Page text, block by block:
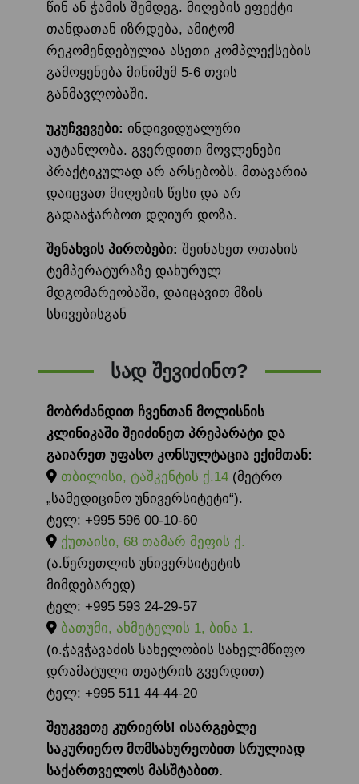
წინ ან ჭამის შემდეგ. მიღების ეფექტი
თანდათან იზრდება, ამიტომ
რეკომენდებულია ასეთი კომპლექსების
გამოყენება მინიმუმ 5-6 თვის
განმავლობაში.
უკუჩვევები: ინდივიდუალური
აუტანლობა. გვერდითი მოვლენები
პრაქტიკულად არ არსებობს. მთავარია
დაიცვათ მიღების წესი და არ
გადააჭარბოთ დღიურ დოზა.
შენახვის პირობები: შეინახეთ ოთახის
ტემპერატურაზე დახურულ
მდგომარეობაში, დაიცავით მზის
სხივებისგან
სად შევიძინო?
მობრძანდით ჩვენთან მოლისნის
კლინიკაში შეიძინეთ პრეპარატი და
გაიარეთ უფასო კონსულტაცია ექიმთან:
თბილისი, ტაშკენტის ქ.14 (მეტრო
„სამედიცინო უნივერსიტეტი“).
ტელ: +995 596 00-10-60
ქუთაისი, 68 თამარ მეფის ქ.
(ა.წერეთლის უნივერსიტეტის
მიმდებარედ)
ტელ: +995 593 24-29-57
ბათუმი, ახმეტელის 1, ბინა 1.
(ი.ჭავჭავაძის სახელობის სახელმწიფო
დრამატული თეატრის გვერდით)
ტელ: +995 511 44-44-20
შეუკვეთე კურიერს! ისარგებლე
საკურიერო მომსახურეობით სრულიად
საქართველოს მასშტაბით.